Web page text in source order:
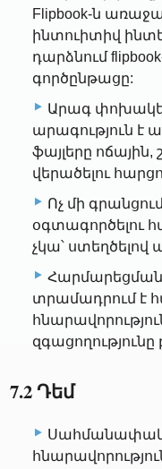
Flipbook-ն
ինտուիտիվ
դարձնում
գործընթացը:
Արագ
արագություն է
ֆայլերը ոճային,
վերածելու
Ոչ մի
օգտագործելու
չկա՝
Հարմարեցման
տրամադրում է
7.2 Դեմ